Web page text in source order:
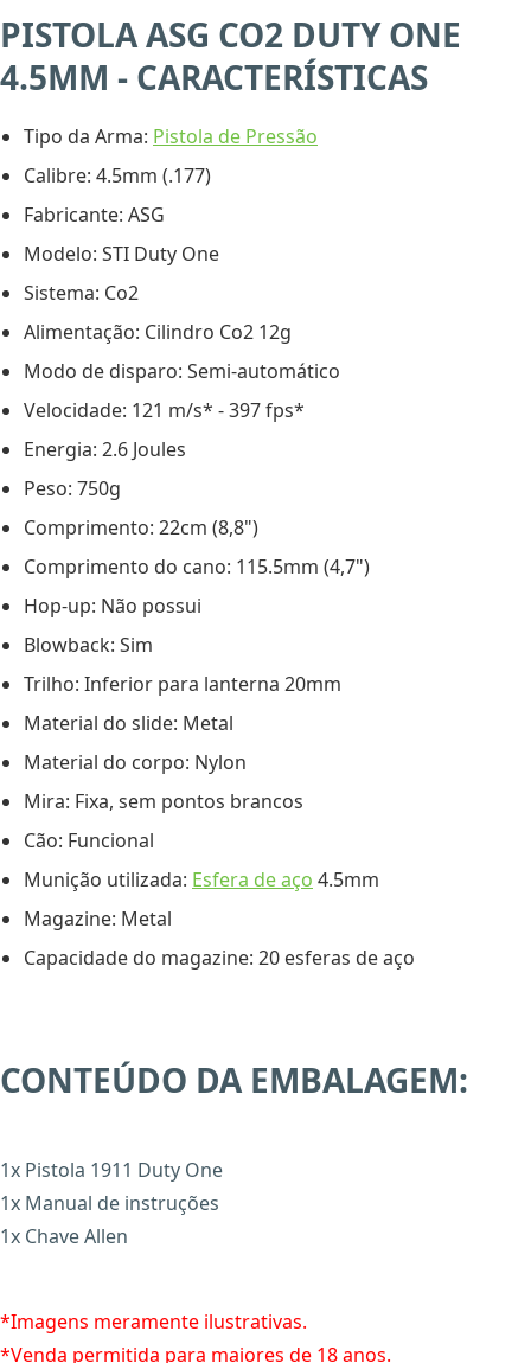
PISTOLA ASG CO2 DUTY ONE
4.5MM - CARACTERÍSTICAS
Tipo da Arma: Pistola de Pressão
Calibre: 4.5mm (.177)
Fabricante: ASG
Modelo: STI Duty One
Sistema: Co2
Alimentação: Cilindro Co2 12g
Modo de disparo: Semi-automático
Velocidade: 121 m/s* - 397 fps*
Energia: 2.6 Joules
Peso: 750g
Comprimento: 22cm (8,8")
Comprimento do cano: 115.5mm (4,7")
Hop-up: Não possui
Blowback: Sim
Trilho: Inferior para lanterna 20mm
Material do slide: Metal
Material do corpo: Nylon
Mira: Fixa, sem pontos brancos
Cão: Funcional
Munição utilizada: Esfera de aço 4.5mm
Magazine: Metal
Capacidade do magazine: 20 esferas de aço
CONTEÚDO DA EMBALAGEM:
1x Pistola 1911 Duty One
1x Manual de instruções
1x Chave Allen
*Imagens meramente ilustrativas.
*Venda permitida para maiores de 18 anos.